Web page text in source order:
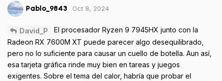
Pablo_9843 Oct 8, 2024
David_P
El procesador Ryzen 9 7945HX junto con la
Radeon RX 7600M XT puede parecer algo desequilibrado,
pero no lo suficiente para causar un cuello de botella. Aun así,
esa tarjeta gráfica rinde muy bien en tareas y juegos
exigentes. Sobre el tema del calor, habría que probar el